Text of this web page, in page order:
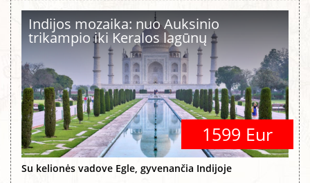
Indijos mozaika: nuo Auksinio
trikampio iki Keralos lagūnų
1599 Eur
Su kelionės vadove Egle, gyvenančia Indijoje